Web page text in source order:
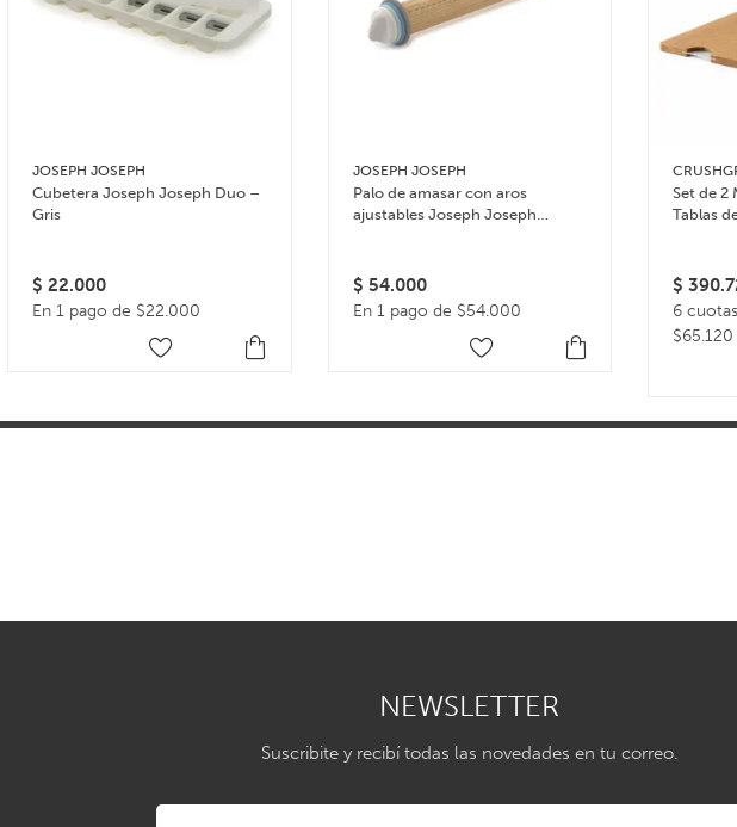
JOSEPH JOSEPH
Cubetera Joseph Joseph Duo –
Gris
$ 22.000
En 1 pago de $22.000
JOSEPH JOSEPH
Palo de amasar con aros
ajustables Joseph Joseph
$ 54.000
En 1 pago de $54.000
Set de 2
Tablas
$
6
$65.120
NEWSLETTER
Suscribite y recibí todas las novedades en tu correo.